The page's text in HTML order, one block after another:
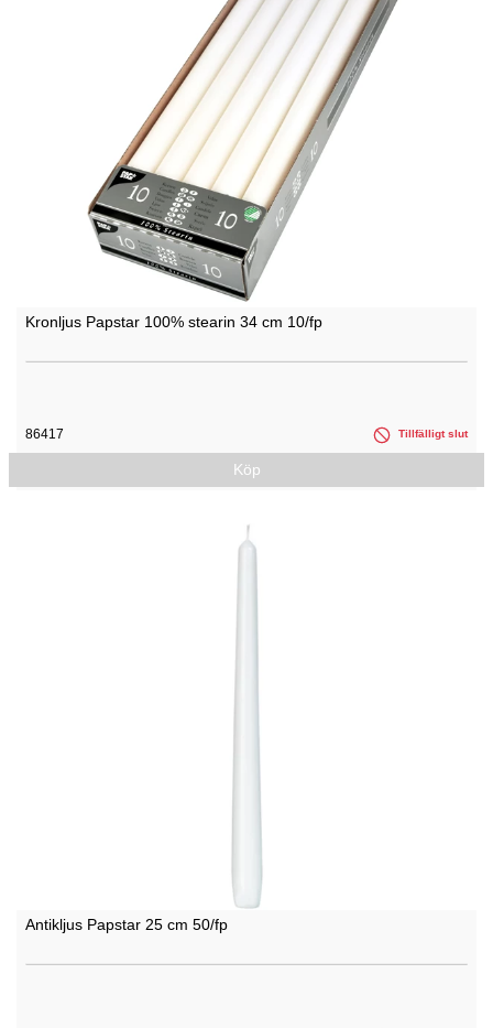
Kronljus Papstar 100% stearin 34 cm 10/fp
86417 Tillfälligt slut
Köp
Antikljus Papstar 25 cm 50/fp